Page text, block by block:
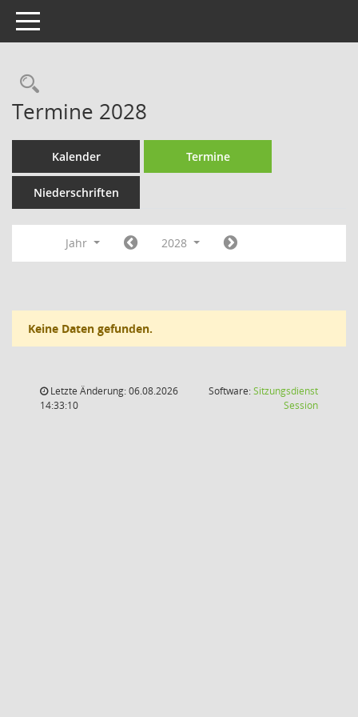
Toggle navigation
Rechercheauswahl
Termine 2028
Kalender Termine
Niederschriften
Jahr 2028
Keine Daten gefunden.
Letzte Änderung: 06.08.2026
14:33:10
Software:Sitzungsdienst
Session(Wird in